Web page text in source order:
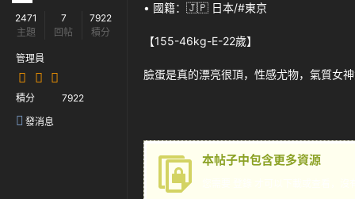
2471
主題
7
回帖
7922
積分
管理員
積分 7922
發消息
• 國籍：🇯🇵 日本/#東京
【155-46kg-E-22歲】
臉蛋是真的漂亮很頂，性感尤物，氣質女
本帖子中包含更多資源